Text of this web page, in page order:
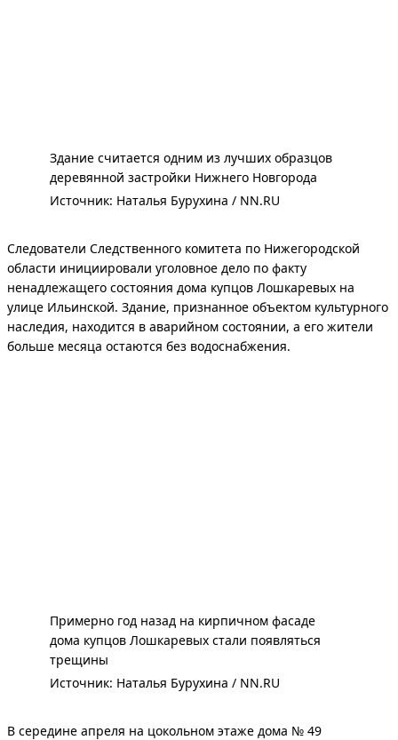
Здание считается одним из лучших образцов
деревянной застройки Нижнего Новгорода
Источник: Наталья Бурухина / NN.RU
Следователи Следственного комитета по Нижегородской
области инициировали уголовное дело по факту
ненадлежащего состояния дома купцов Лошкаревых на
улице Ильинской. Здание, признанное объектом культурного
наследия, находится в аварийном состоянии, а его жители
больше месяца остаются без водоснабжения.
Примерно год назад на кирпичном фасаде
дома купцов Лошкаревых стали появляться
трещины
Источник: Наталья Бурухина / NN.RU
В середине апреля на цокольном этаже дома № 49